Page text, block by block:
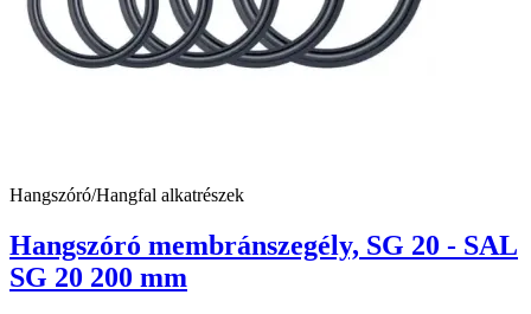
Hangszóró/Hangfal alkatrészek
Hangszóró membránszegély, SG 20 - SAL
SG 20 200 mm